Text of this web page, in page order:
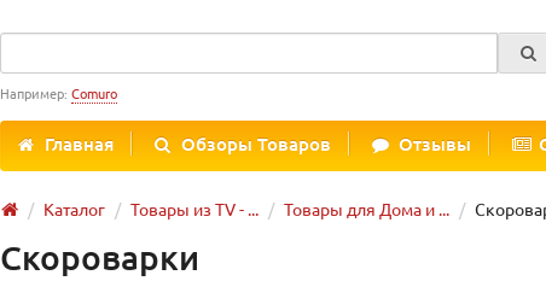
Например: Comuro
Главная Обзоры Товаров Отзывы
Каталог Товары из TV - ... Товары для Дома и ...
Скороварки